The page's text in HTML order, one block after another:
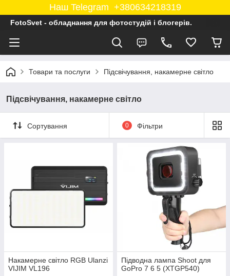
Наш Telegram +380634218319
FotoSvet - обладнання для фотостудій і блогерів.
Товари та послуги Підсвічування, накамерне світло
Підсвічування, накамерне світло
Сортування 0 Фільтри
Накамерне світло RGB Ulanzi
VIJIM VL196
Підводна лампа Shoot для
GoPro 7 6 5 (XTGP540)